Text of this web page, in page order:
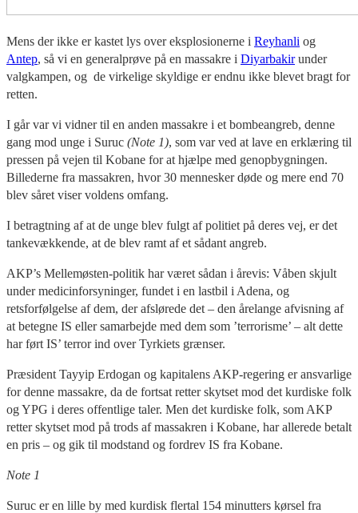
Mens der ikke er kastet lys over eksplosionerne i Reyhanli og
Antep, så vi en generalprøve på en massakre i Diyarbakirunder
valgkampen, og de virkelige skyldige er endnu ikke blevet bragt for
retten.
I går var vi vidner til en anden massakre i et bombeangreb, denne
gang mod unge i Suruc (Note 1), som var ved at lave en erklæring til
pressen på vejen til Kobane for at hjælpe med genopbygningen.
Billederne fra massakren, hvor 30 mennesker døde og mere end 70
blev såret viser voldens omfang.
I betragtning af at de unge blev fulgt af politiet på deres vej, er det
tankevækkende, at de blev ramt af et sådant angreb.
AKP’s Mellemøsten-politik har været sådan i årevis: Våben skjult
under medicinforsyninger, fundet i en lastbil i Adena, og
retsforfølgelse af dem, der afslørede det – den årelange afvisning af
at betegne IS eller samarbejde med dem som ’terrorisme’ – alt dette
har ført IS’ terror ind over Tyrkiets grænser.
Præsident Tayyip Erdogan og kapitalens AKP-regering er ansvarlige
for denne massakre, da de fortsat retter skytset mod det kurdiske folk
og YPG i deres offentlige taler. Men det kurdiske folk, som AKP
retter skytset mod på trods af massakren i Kobane, har allerede betalt
en pris – og gik til modstand og fordrev IS fra Kobane.
Note 1
Suruc er en lille by med kurdisk flertal 154 minutters kørsel fra